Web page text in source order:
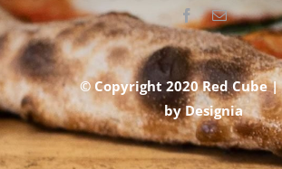
© Copyright 2020 Red Cube |
byDesignia